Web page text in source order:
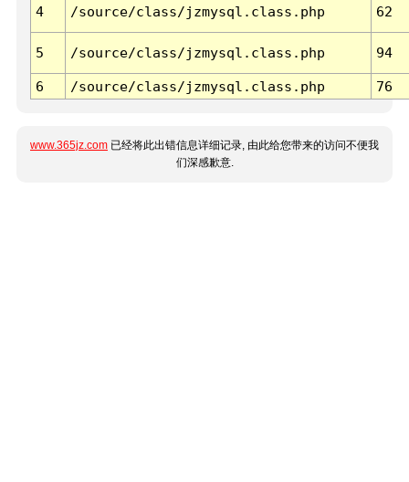
4 /source/class/jzmysql.class.php 62
5 /source/class/jzmysql.class.php 94
6 /source/class/jzmysql.class.php 76
www.365jz.com 已经将此出错信息详细记录, 由此给您带来的访问不便我
们深感歉意.